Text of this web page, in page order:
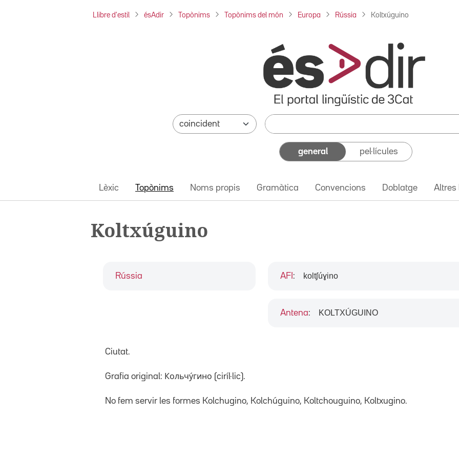
Llibre d'estil ésAdir Topònims Topònims del món Europa Rússia Koltxúguino
general pel·lícules
Lèxic Topònims Noms propis Gramàtica Convencions Doblatge Altres
Koltxúguino
Rússia AFI : koltʃúɣino
Antena: KOLTXÚGUINO
Ciutat.
Grafia original: Кольчу́гино (ciríl·lic).
No fem servir les formes Kolchugino, Kolchúguino, Koltchouguino, Koltxugino.